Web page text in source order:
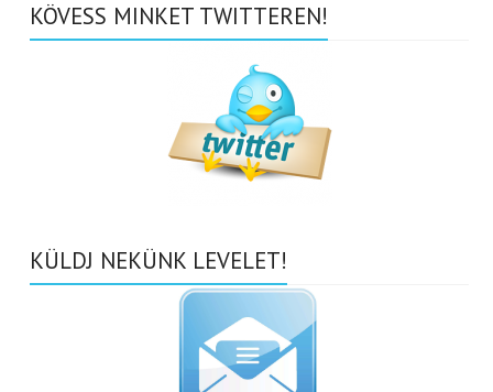
KÖVESS MINKET TWITTEREN!
KÜLDJ NEKÜNK LEVELET!